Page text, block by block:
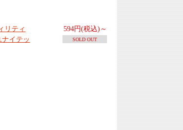
594円(税込)～
SOLD OUT
リティ
イテッ